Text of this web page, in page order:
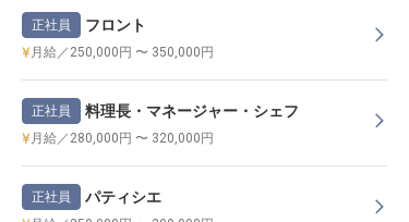
正社員 フロント
月給／250,000円 〜 350,000円
正社員 料理長・マネージャー・シェフ
月給／280,000円 〜 320,000円
正社員 パティシエ